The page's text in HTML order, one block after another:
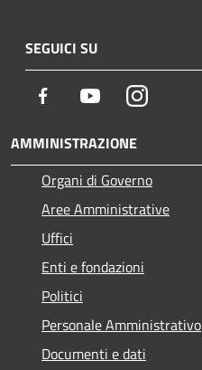
SEGUICI SU
Facebook YoutubeInstagram
AMMINISTRAZIONE
Organi di Governo
Aree Amministrative
Uffici
Enti e fondazioni
Politici
Personale Amministrativo
Documenti e dati